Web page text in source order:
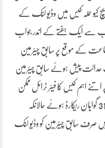
کیو حملہ کیس میں وڈیو لنک کے
سے ایک ہفتے کے اندر جواب
کے موقع پر سابق چیئرمین
عدالت پیش ہوئے سابق چیئرمین
اہم کیس کا فیئر ٹرائل ممکن
نہیں درخواست گزار کی موجودگی میں صرف 31 گواہان ریکارڈ ہوئے حالانکہ
صرف سابق چیئرمین کو وڈیو لنک